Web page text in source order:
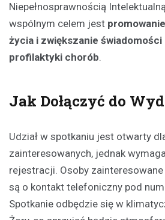
Niepełnosprawnością
wspólnym celem jest
życia i zwiększanie
profilaktyki chorób.
Jak Dołączyć do
Udział w spotkaniu jest otwarty
zainteresowanych, jednak
rejestracji. Osoby
są o kontakt telefoniczny pod
Spotkanie odbędzie się w